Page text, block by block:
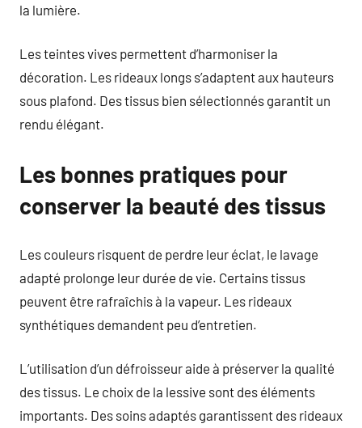
la lumière.
Les teintes vives permettent d’harmoniser la
décoration. Les rideaux longs s’adaptent aux hauteurs
sous plafond. Des tissus bien sélectionnés garantit un
rendu élégant.
Les bonnes pratiques pour
conserver la beauté des tissus
Les couleurs risquent de perdre leur éclat, le lavage
adapté prolonge leur durée de vie. Certains tissus
peuvent être rafraîchis à la vapeur. Les rideaux
synthétiques demandent peu d’entretien.
L’utilisation d’un défroisseur aide à préserver la qualité
des tissus. Le choix de la lessive sont des éléments
importants. Des soins adaptés garantissent des rideaux